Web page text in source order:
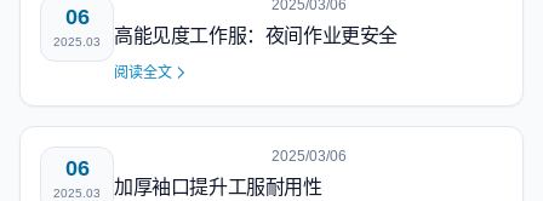
06
2025.03
2025/03/06
高能见度工作服：夜间作业更安全
阅读全文
06
2025.03
2025/03/06
加厚袖口提升工服耐用性